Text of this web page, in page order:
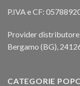
P.IVA e CF:
Provider
Bergamo (BG),
CATEGORIE